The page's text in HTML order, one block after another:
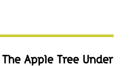
The Apple Tree Under